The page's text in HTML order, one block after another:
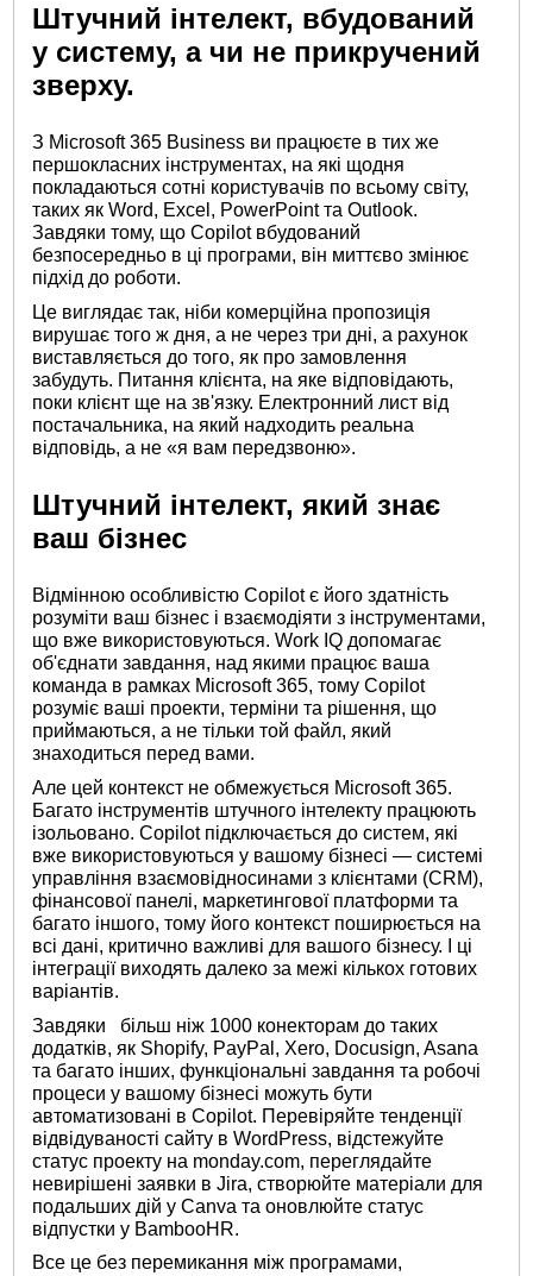
Штучний інтелект, вбудований
у систему, а чи не прикручений
зверху.
З Microsoft 365 Business ви працюєте в тих же
першокласних інструментах, на які щодня
покладаються сотні користувачів по всьому світу,
таких як Word, Excel, PowerPoint та Outlook.
Завдяки тому, що Copilot вбудований
безпосередньо в ці програми, він миттєво змінює
підхід до роботи.
Це виглядає так, ніби комерційна пропозиція
вирушає того ж дня, а не через три дні, а рахунок
виставляється до того, як про замовлення
забудуть. Питання клієнта, на яке відповідають,
поки клієнт ще на зв'язку. Електронний лист від
постачальника, на який надходить реальна
відповідь, а не «я вам передзвоню».
Штучний інтелект, який знає
ваш бізнес
Відмінною особливістю Copilot є його здатність
розуміти ваш бізнес і взаємодіяти з інструментами,
що вже використовуються. Work IQ допомагає
об'єднати завдання, над якими працює ваша
команда в рамках Microsoft 365, тому Copilot
розуміє ваші проекти, терміни та рішення, що
приймаються, а не тільки той файл, який
знаходиться перед вами.
Але цей контекст не обмежується Microsoft 365.
Багато інструментів штучного інтелекту працюють
ізольовано. Copilot підключається до систем, які
вже використовуються у вашому бізнесі — системі
управління взаємовідносинами з клієнтами (CRM),
фінансової панелі, маркетингової платформи та
багато іншого, тому його контекст поширюється на
всі дані, критично важливі для вашого бізнесу. І ці
інтеграції виходять далеко за межі кількох готових
варіантів.
Завдяки більш ніж 1000 конекторам до таких
додатків, як Shopify, PayPal, Xero, Docusign, Asana
та багато інших, функціональні завдання та робочі
процеси у вашому бізнесі можуть бути
автоматизовані в Copilot. Перевіряйте тенденції
відвідуваності сайту в WordPress, відстежуйте
статус проекту на monday.com, переглядайте
невирішені заявки в Jira, створюйте матеріали для
подальших дій у Canva та оновлюйте статус
відпустки у BambooHR.
Все це без перемикання між програмами,